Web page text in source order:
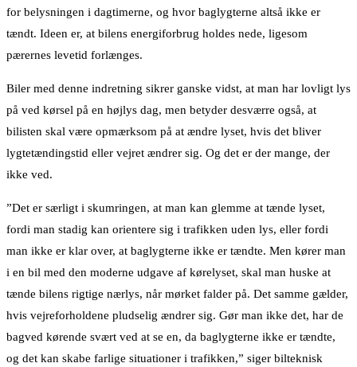
for belysningen i dagtimerne, og hvor baglygterne altså ikke er
tændt. Ideen er, at bilens energiforbrug holdes nede, ligesom
pærernes levetid forlænges.
Biler med denne indretning sikrer ganske vidst, at man har lovligt lys
på ved kørsel på en højlys dag, men betyder desværre også, at
bilisten skal være opmærksom på at ændre lyset, hvis det bliver
lygtetændingstid eller vejret ændrer sig. Og det er der mange, der
ikke ved.
”Det er særligt i skumringen, at man kan glemme at tænde lyset,
fordi man stadig kan orientere sig i trafikken uden lys, eller fordi
man ikke er klar over, at baglygterne ikke er tændte. Men kører man
i en bil med den moderne udgave af kørelyset, skal man huske at
tænde bilens rigtige nærlys, når mørket falder på. Det samme gælder,
hvis vejreforholdene pludselig ændrer sig. Gør man ikke det, har de
bagved kørende svært ved at se en, da baglygterne ikke er tændte,
og det kan skabe farlige situationer i trafikken,” siger bilteknisk